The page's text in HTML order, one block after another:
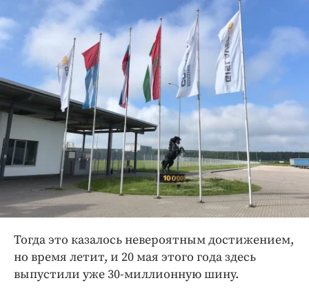
Бренд года
Работодатель года
Тогда это казалось невероятным достижением,
но время летит, и 20 мая этого года здесь
выпустили уже 30-миллионную шину.